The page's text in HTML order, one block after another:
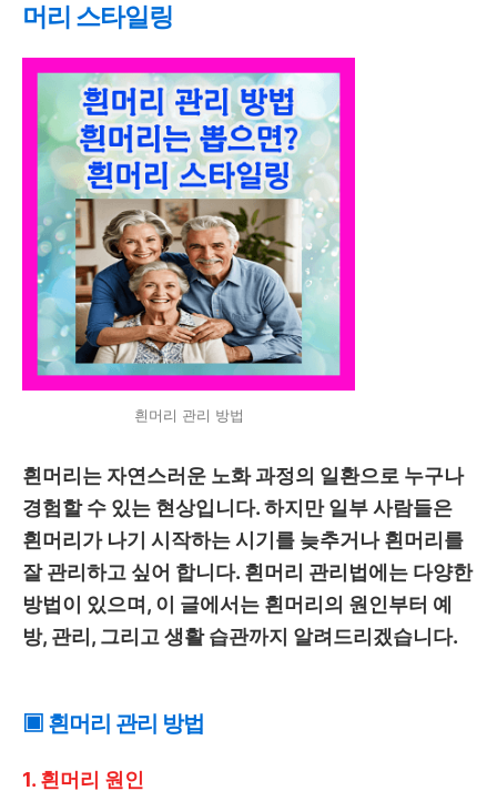
머리 스타일링
흰머리 관리 방법
흰머리는 자연스러운 노화 과정의 일환으로 누구나
경험할 수 있는 현상입니다. 하지만 일부 사람들은
흰머리가 나기 시작하는 시기를 늦추거나 흰머리를
잘 관리하고 싶어 합니다. 흰머리 관리법에는 다양한
방법이 있으며, 이 글에서는 흰머리의 원인부터 예
방, 관리, 그리고 생활 습관까지 알려드리겠습니다.
▣ 흰머리 관리 방법
1. 흰머리 원인